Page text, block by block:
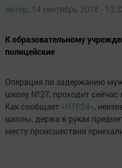
автор, 14 сентябрь 2018 -
К образовательному
полицейские
Операция по задержанию
школу №27, проходит сейчас
Как сообщает «НТР24»,
школы, держа в руках
месту происшествия